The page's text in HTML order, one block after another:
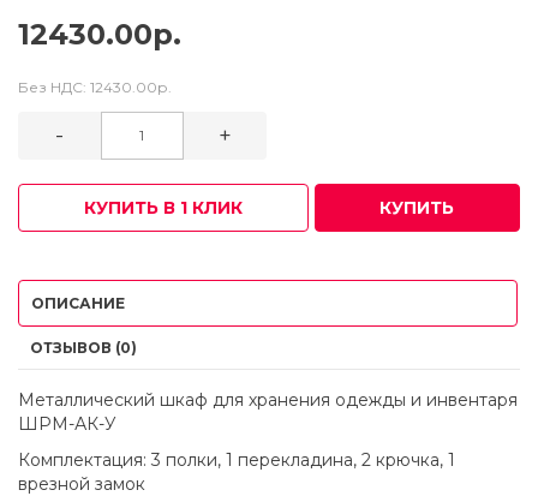
12430.00р.
Без НДС: 12430.00р.
- +
КУПИТЬ В 1 КЛИК КУПИТЬ
ОПИСАНИЕ
ОТЗЫВОВ (0)
Металлический шкаф для хранения одежды и инвентаря
ШРМ-АК-У
Комплектация: 3 полки, 1 перекладина, 2 крючка, 1
врезной замок